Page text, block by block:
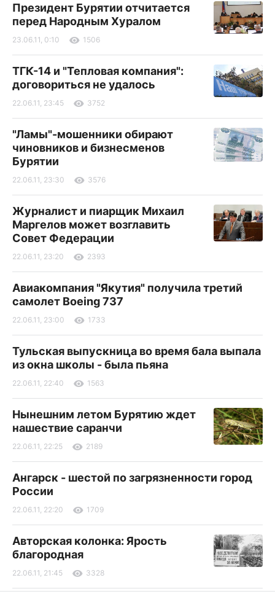
Президент Бурятии отчитается
перед Народным Хуралом
23.06.11, 0:10 1506
ТГК-14 и "Тепловая компания":
договориться не удалось
22.06.11, 23:45 3752
"Ламы"-мошенники обирают
чиновников и бизнесменов
Бурятии
22.06.11, 23:30 3576
Журналист и пиарщик Михаил
Маргелов может возглавить
Совет Федерации
22.06.11, 23:20 2393
Авиакомпания "Якутия" получила третий
самолет Boeing 737
22.06.11, 23:00 1733
Тульская выпускница во время бала выпала
из окна школы - была пьяна
22.06.11, 22:40 1563
Нынешним летом Бурятию ждет
нашествие саранчи
22.06.11, 22:25 2189
Ангарск - шестой по загрязненности город
России
22.06.11, 22:20 1709
Авторская колонка: Ярость
благородная
22.06.11, 21:45 3328